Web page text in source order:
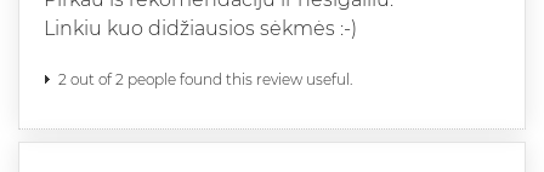
Linkiu kuo didžiausios sėkmės :-)
2 out of 2 people found this review useful.